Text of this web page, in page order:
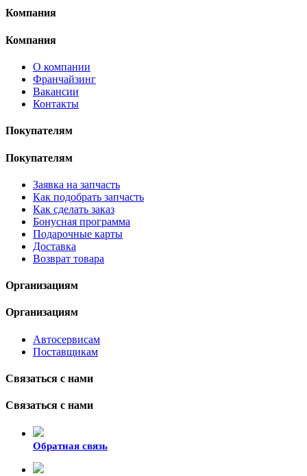
Компания
Компания
О компании
Франчайзинг
Вакансии
Контакты
Покупателям
Покупателям
Заявка на запчасть
Как подобрать запчасть
Как сделать заказ
Бонусная программа
Подарочные карты
Доставка
Возврат товара
Организациям
Организациям
Автосервисам
Поставщикам
Связаться с нами
Связаться с нами
Обратная связь